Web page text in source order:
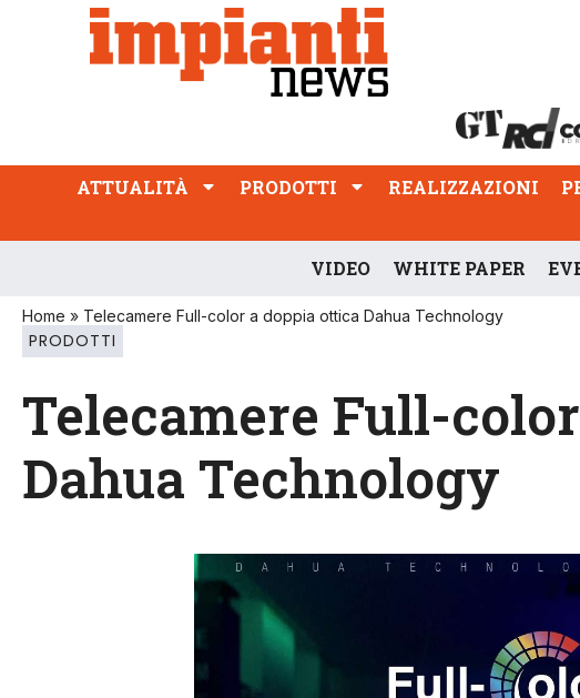
ATTUALITÀ PRODOTTI REALIZZAZIONI
PROFESSIONE
ATTUALITÀ PRODOTTI REALIZZAZIONI
VIDEO WHITE PAPER
Home » Telecamere Full-color a doppia ottica Dahua Technology
PRODOTTI
Telecamere Full-
Dahua Technology